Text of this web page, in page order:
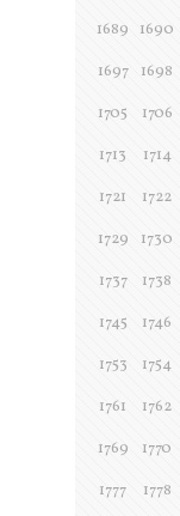
1689
1690
1697
1698
1705
1706
1713
1714
1721
1722
1729
1730
1737
1738
1745
1746
1753
1754
1761
1762
1769
1770
1777
1778